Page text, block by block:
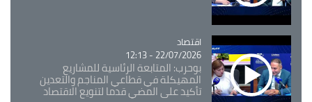
Catégorie
اقتصاد
22/07/2026 - 12:13
بوحرب: المتابعة الرئاسية للمشاريع
المهيكلة في قطاعي المناجم والتعدين
تأكيد على المضي قدما لتنويع الاقتصاد